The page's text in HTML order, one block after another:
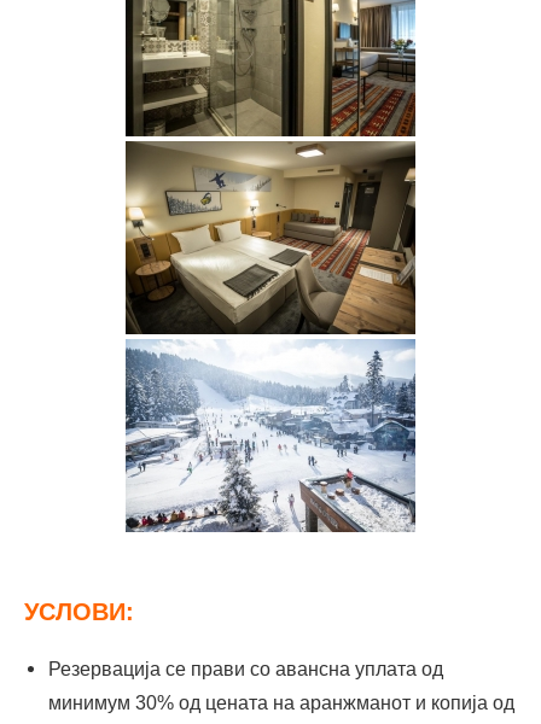
УСЛОВИ:
Резервација се прави со авансна уплата од
минимум 30% од цената на аранжманот и копија од